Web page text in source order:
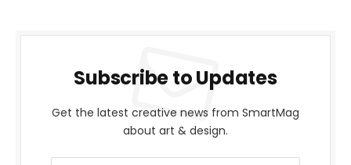
Subscribe to Updates
Get the latest creative news from SmartMag
about art & design.